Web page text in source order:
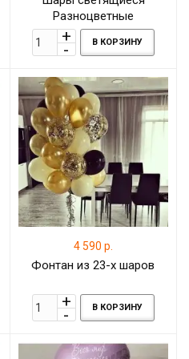
Разноцветные
В КОРЗИНУ
4 590 р.
Фонтан из 23-х шаров
В КОРЗИНУ